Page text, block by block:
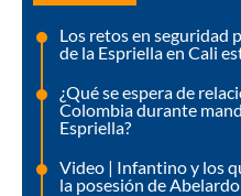
Los retos en seguridad
de la Espriella en Cali
¿Qué se espera de
Colombia durante
Espriella?
Video | Infantino y los
la posesión de